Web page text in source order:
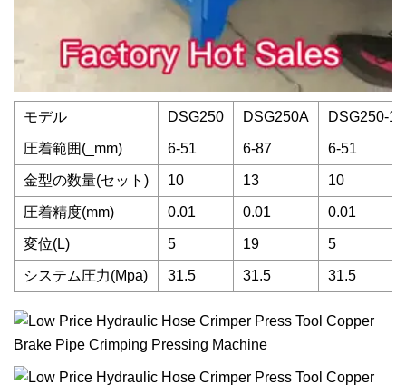
モデル DSG250 DSG250A DSG250-1
圧着範囲(_mm) 6-51 6-87 6-51
金型の数量(セット) 10 13 10
圧着精度(mm) 0.01 0.01 0.01
変位(L) 5 19 5
システム圧力(Mpa) 31.5 31.5 31.5